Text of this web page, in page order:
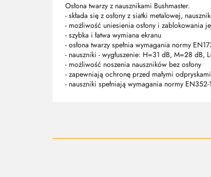
Osłona twarzy z nausznikami Bushmaster.
- składa się z osłony z siatki metalowej,
- możliwość uniesienia osłony i zablokowania
- szybka i łatwa wymiana ekranu
- osłona twarzy spełnia wymagania normy
- nauszniki - wygłuszenie: H=31 dB, M=28 dB,
- możliwość noszenia nauszników bez osłony
- zapewniają ochronę przed małymi
- nauszniki spełniają wymagania normy EN352-1